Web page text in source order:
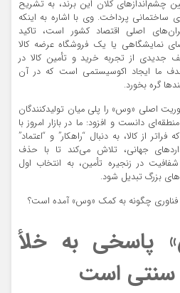
چشم‌اندازهای کلان این برند، به تشریح
ساختمانی پرداخت. وی با اشاره به اینکه
اصلی اقتصاد کشور است، تاکید
یا یک فروشگاه عرضه کالا
جدیدی از تجربه خرید و تأمین کالا در
ما ایجاد اکوسیستمی است که در آن
گره بخورد.
اصلی «وس» را پلی میان تولیدکنندگان
دانست و افزود: ما در بازار امروز با
از کالا، به دنبال “راهکار” و “اعتماد”
جهانی، تلاش می‌کند تا با حذف
در زنجیره تأمین، به انتخاب اول
بزرگ تبدیل شود.
پاسخی به خلأ
سنتی است